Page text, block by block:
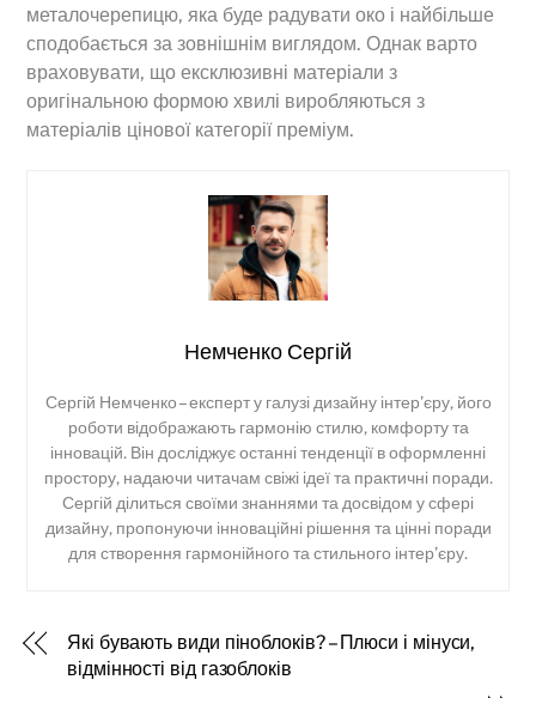
металочерепицю, яка буде радувати око і найбільше
сподобається за зовнішнім виглядом. Однак варто
враховувати, що ексклюзивні матеріали з
оригінальною формою хвилі виробляються з
матеріалів цінової категорії преміум.
Немченко Сергій
Сергій Немченко – експерт у галузі дизайну інтер’єру, його
роботи відображають гармонію стилю, комфорту та
інновацій. Він досліджує останні тенденції в оформленні
простору, надаючи читачам свіжі ідеї та практичні поради.
Сергій ділиться своїми знаннями та досвідом у сфері
дизайну, пропонуючи інноваційні рішення та цінні поради
для створення гармонійного та стильного інтер’єру.
Які бувають види піноблоків? – Плюси і мінуси,
відмінності від газоблоків